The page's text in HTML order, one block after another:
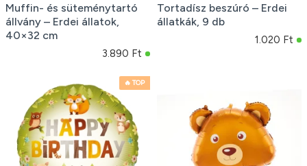
Muffin- és süteménytartó
állvány – Erdei állatok,
40×32 cm
3.890 Ft
Tortadísz beszúró – Erdei
állatkák, 9 db
1.020 Ft
🔥 TOP